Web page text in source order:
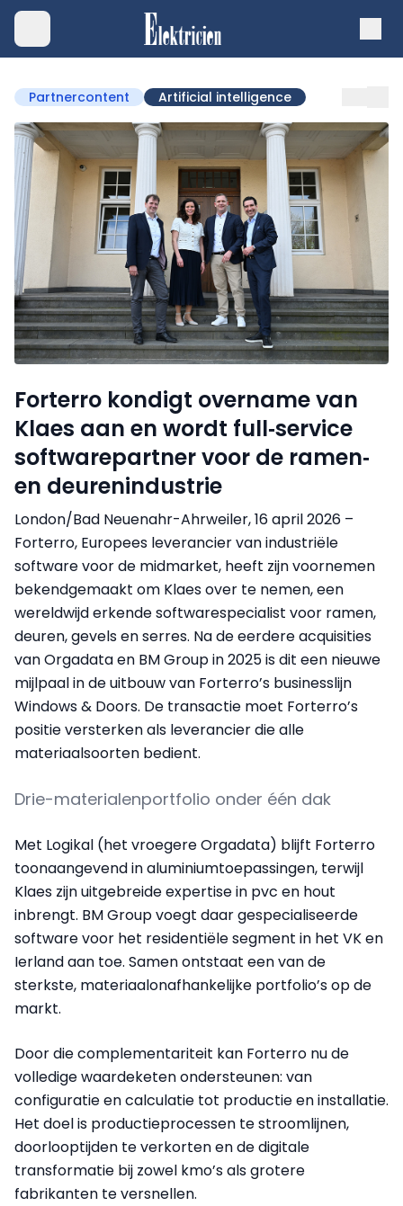
Partnercontent Artificial intelligence
Forterro kondigt overname van
Klaes aan en wordt full‑service
softwarepartner voor de ramen‑
en deurenindustrie
London/Bad Neuenahr-Ahrweiler, 16 april 2026 –
Forterro, Europees leverancier van industriële
software voor de midmarket, heeft zijn voornemen
bekendgemaakt om Klaes over te nemen, een
wereldwijd erkende softwarespecialist voor ramen,
deuren, gevels en serres. Na de eerdere acquisities
van Orgadata en BM Group in 2025 is dit een nieuwe
mijlpaal in de uitbouw van Forterro’s businesslijn
Windows & Doors. De transactie moet Forterro’s
positie versterken als leverancier die alle
materiaalsoorten bedient.
Drie-materialenportfolio onder één dak
Met Logikal (het vroegere Orgadata) blijft Forterro
toonaangevend in aluminiumtoepassingen, terwijl
Klaes zijn uitgebreide expertise in pvc en hout
inbrengt. BM Group voegt daar gespecialiseerde
software voor het residentiële segment in het VK en
Ierland aan toe. Samen ontstaat een van de
sterkste, materiaalonafhankelijke portfolio’s op de
markt.
Door die complementariteit kan Forterro nu de
volledige waardeketen ondersteunen: van
configuratie en calculatie tot productie en installatie.
Het doel is productieprocessen te stroomlijnen,
doorlooptijden te verkorten en de digitale
transformatie bij zowel kmo’s als grotere
fabrikanten te versnellen.